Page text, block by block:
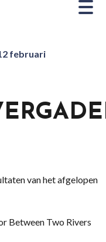
februari
van het afgelopen
Between Two Rivers